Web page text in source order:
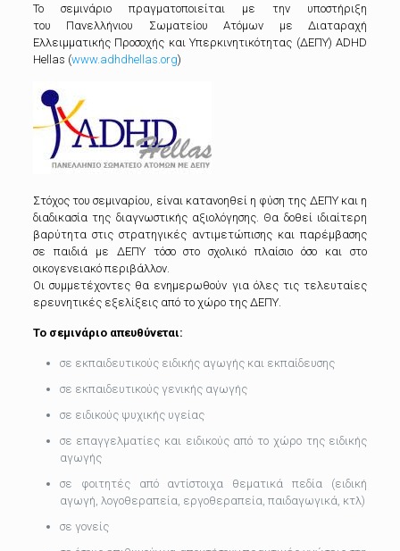
Το σεμινάριο πραγματοποιείται με την υποστήριξη
του Πανελλήνιου Σωματείου Ατόμων με Διαταραχή
Ελλειμματικής Προσοχής και Υπερκινητικότητας (ΔΕΠΥ) ADHD
Hellas (www.adhdhellas.org)
Στόχος του σεμιναρίου, είναι κατανοηθεί η φύση της ΔΕΠΥ και η
διαδικασία της διαγνωστικής αξιολόγησης. Θα δοθεί ιδιαίτερη
βαρύτητα στις στρατηγικές αντιμετώπισης και παρέμβασης
σε παιδιά με ΔΕΠΥ τόσο στο σχολικό πλαίσιο όσο και στο
οικογενειακό περιβάλλον.
Οι συμμετέχοντες θα ενημερωθούν για όλες τις τελευταίες
ερευνητικές εξελίξεις από το χώρο της ΔΕΠΥ.
Το σεμινάριο απευθύνεται:
σε εκπαιδευτικούς ειδικής αγωγής και εκπαίδευσης
σε εκπαιδευτικούς γενικής αγωγής
σε ειδικούς ψυχικής υγείας
σε επαγγελματίες και ειδικούς από το χώρο της ειδικής
αγωγής
σε φοιτητές από αντίστοιχα θεματικά πεδία (ειδική
αγωγή, λογοθεραπεία, εργοθεραπεία, παιδαγωγικά, κτλ)
σε γονείς